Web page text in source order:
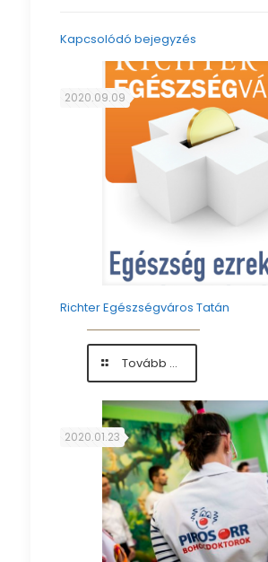
Kapcsolódó bejegyzés
2020.09.09
Richter Egészségváros Tatán
Tovább ...-
Richter
Egészségváros
Tatán
2020.01.23